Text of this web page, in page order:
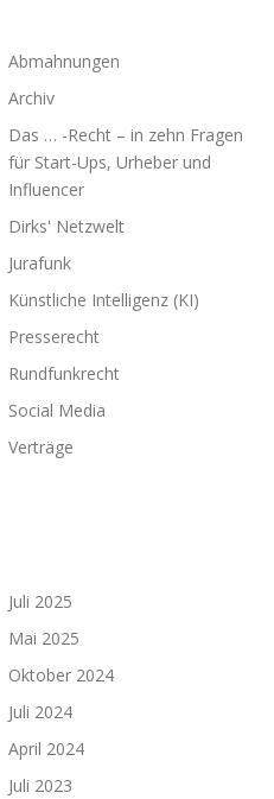
Abmahnungen
Archiv
Das … -Recht – in zehn Fragen
für Start-Ups, Urheber und
Influencer
Dirks' Netzwelt
Jurafunk
Künstliche Intelligenz (KI)
Presserecht
Rundfunkrecht
Social Media
Verträge
Juli 2025
Mai 2025
Oktober 2024
Juli 2024
April 2024
Juli 2023